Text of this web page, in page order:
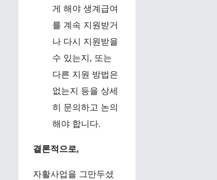
게 해야 생계급여
를 계속 지원받거
나 다시 지원받을
수 있는지, 또는
다른 지원 방법은
없는지 등을 상세
히 문의하고 논의
해야 합니다.
결론적으로,
자활사업을 그만두셨